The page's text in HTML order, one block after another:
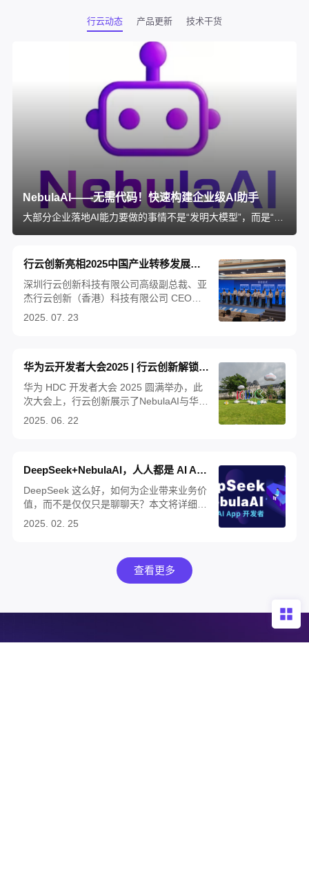
行云动态 产品更新 技术干货
NebulaAI——无需代码！快速构建企业级AI助手
大部分企业落地AI能力要做的事情不是“发明大模型”，而是“将大模型与企业所有系统拉通”，将AI能力融入真实业务场景，拉通大模型与企业业务的工具就是——NebulaAI。
行云创新亮相2025中国产业转移发展对接活动，以 AI 能力筑建中国 - 东盟数智化桥梁
深圳行云创新科技有限公司高级副总裁、亚
杰行云创新（香港）科技有限公司 CEO梁
明杰受邀参加2025 年中国产业转移发展对
及布局广西、深耕东盟的战略蓝图。
2025. 07. 23
华为云开发者大会2025 | 行云创新解锁AI+五大核心方案
华为 HDC 开发者大会 2025 圆满举办，此
次大会上，行云创新展示了NebulaAI与华为
iDME的联合AI方案、CloudOS（一站式数
2025. 06. 22
DeepSeek+NebulaAI，人人都是 AI App 开发者
DeepSeek 这么好，如何为企业带来业务价
值，而不是仅仅只是聊聊天？本文将详细为
大家介绍，如何基于
场景的具体、可行的解决方案。
2025. 02. 25
查看更多